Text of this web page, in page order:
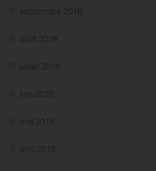
septembre 2018
août 2018
juillet 2018
juin 2018
mai 2018
avril 2018